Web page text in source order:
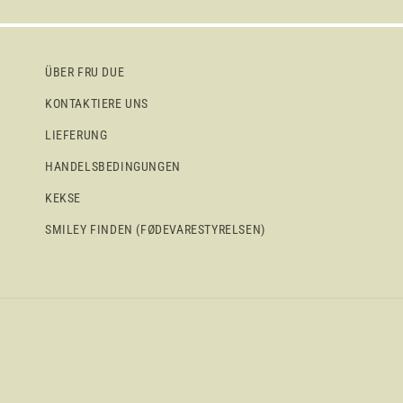
ÜBER FRU DUE
KONTAKTIERE UNS
LIEFERUNG
HANDELSBEDINGUNGEN
KEKSE
SMILEY FINDEN (FØDEVARESTYRELSEN)